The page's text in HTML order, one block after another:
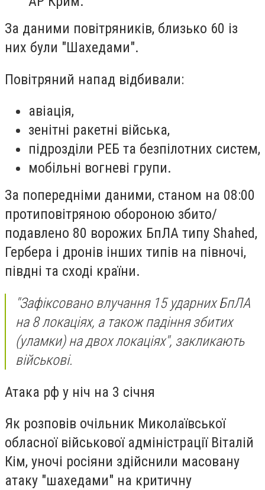
За даними повітряників, близько 60 із
них були "Шахедами".
Повітряний напад відбивали:
авіація,
зенітні ракетні війська,
підрозділи РЕБ та безпілотних систем,
мобільні вогневі групи.
За попередніми даними, станом на 08:00
протиповітряною обороною збито/
подавлено 80 ворожих БпЛА типу Shahed,
Гербера і дронів інших типів на півночі,
півдні та сході країни.
"Зафіксовано влучання 15 ударних БпЛА
на 8 локаціях, а також падіння збитих
(уламки) на двох локаціях", закликають
військові.
Атака рф у ніч на 3 січня
Як розповів очільник Миколаївської
обласної військової адміністрації Віталій
Кім, уночі росіяни здійснили масовану
атаку "шахедами" на критичну